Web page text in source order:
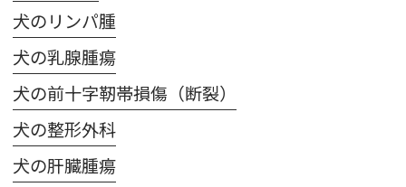
犬のリンパ腫
犬の乳腺腫瘍
犬の前十字靭帯損傷（断裂）
犬の整形外科
犬の肝臓腫瘍